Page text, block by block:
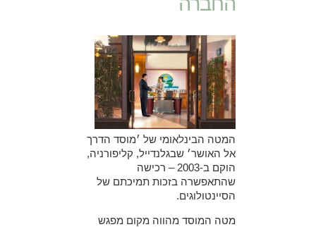
המטה הבינלאומי של ׳מוסד הדרך
אל האושר׳ שבגלנדייל, קליפורניה,
הוקם ב-2003 – רכישה
שהתאפשרה בזכות תמיכתם של
הסיינטולוגים.
מטה המוסד מהווה מקום מפגש